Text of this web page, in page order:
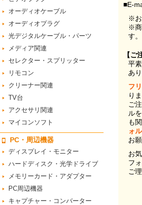
■E-
※お
※商
す。
【ご
平
あ
フ
り
ご
ル
も
ォ
お
お
フ
ご
オーディオケーブル
オーディオプラグ
光デジタルケーブル・パーツ
メディア関連
セレクター・スプリッター
リモコン
クリーナー関連
TV台
アクセサリ関連
マイコンソフト
PC・周辺機器
ディスプレイ・モニター
ハードディスク・光学ドライブ
メモリーカード・アダプター
PC周辺機器
キャプチャー・コンバーター